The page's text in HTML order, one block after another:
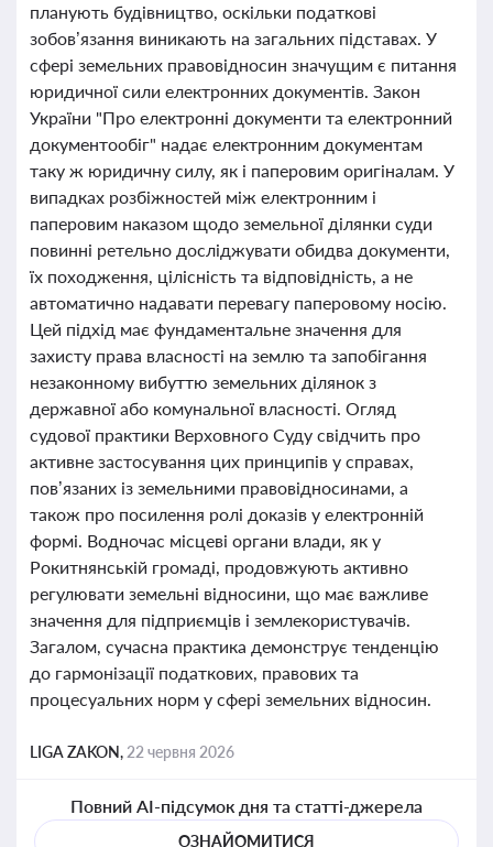
планують будівництво, оскільки податкові
зобов’язання виникають на загальних підставах. У
сфері земельних правовідносин значущим є питання
юридичної сили електронних документів. Закон
України "Про електронні документи та електронний
документообіг" надає електронним документам
таку ж юридичну силу, як і паперовим оригіналам. У
випадках розбіжностей між електронним і
паперовим наказом щодо земельної ділянки суди
повинні ретельно досліджувати обидва документи,
їх походження, цілісність та відповідність, а не
автоматично надавати перевагу паперовому носію.
Цей підхід має фундаментальне значення для
захисту права власності на землю та запобігання
незаконному вибуттю земельних ділянок з
державної або комунальної власності. Огляд
судової практики Верховного Суду свідчить про
активне застосування цих принципів у справах,
пов’язаних із земельними правовідносинами, а
також про посилення ролі доказів у електронній
формі. Водночас місцеві органи влади, як у
Рокитнянській громаді, продовжують активно
регулювати земельні відносини, що має важливе
значення для підприємців і землекористувачів.
Загалом, сучасна практика демонструє тенденцію
до гармонізації податкових, правових та
процесуальних норм у сфері земельних відносин.
LIGA ZAKON, 22 червня 2026
Повний AI-підсумок дня та статті-джерела
ОЗНАЙОМИТИСЯ